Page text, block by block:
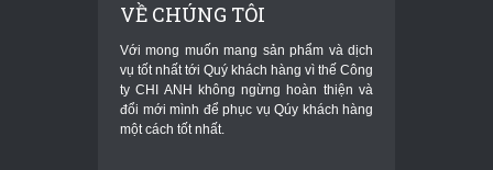
VỀ CHÚNG TÔI
Với mong muốn mang sản phẩm và dịch
vụ tốt nhất tới Quý khách hàng vì thế Công
ty CHI ANH không ngừng hoàn thiện và
đổi mới mình để phục vụ Qúy khách hàng
một cách tốt nhất.